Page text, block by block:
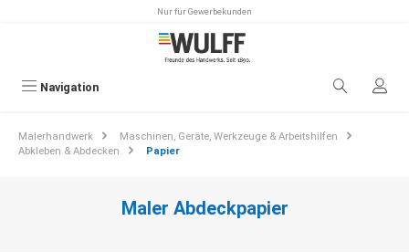
Nur für Gewerbekunden
Navigation
Malerhandwerk
Maschinen, Geräte, Werkzeuge & Arbeitshilfen
Abkleben & Abdecken
Papier
Maler Abdeckpapier